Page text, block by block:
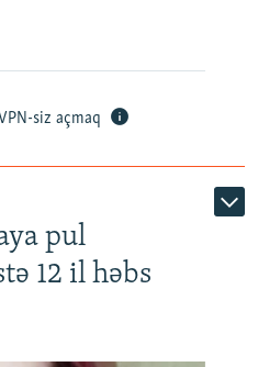
siz açmaq
pul
12 il həbs